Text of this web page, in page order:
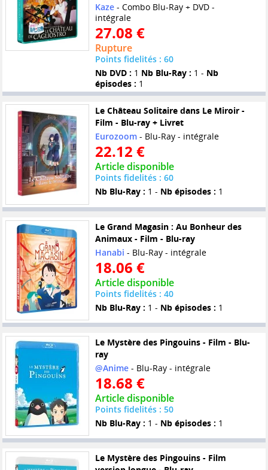
Kaze- Combo Blu-Ray + DVD -
intégrale
27.08 €
Rupture
Points fidelités : 60
Nb DVD : 1 Nb Blu-Ray : 1 - Nb
épisodes : 1
Le Château Solitaire dans Le Miroir -
Film - Blu-ray + Livret
Eurozoom- Blu-Ray - intégrale
22.12 €
Article disponible
Points fidelités : 60
Nb Blu-Ray : 1 - Nb épisodes : 1
Le Grand Magasin : Au Bonheur des
Animaux - Film - Blu-ray
Hanabi - Blu-Ray - intégrale
18.06 €
Article disponible
Points fidelités : 40
Nb Blu-Ray : 1 - Nb épisodes : 1
Le Mystère des Pingouins - Film - Blu-
ray
@Anime- Blu-Ray - intégrale
18.68 €
Article disponible
Points fidelités : 50
Nb Blu-Ray : 1 - Nb épisodes : 1
Le Mystère des Pingouins - Film